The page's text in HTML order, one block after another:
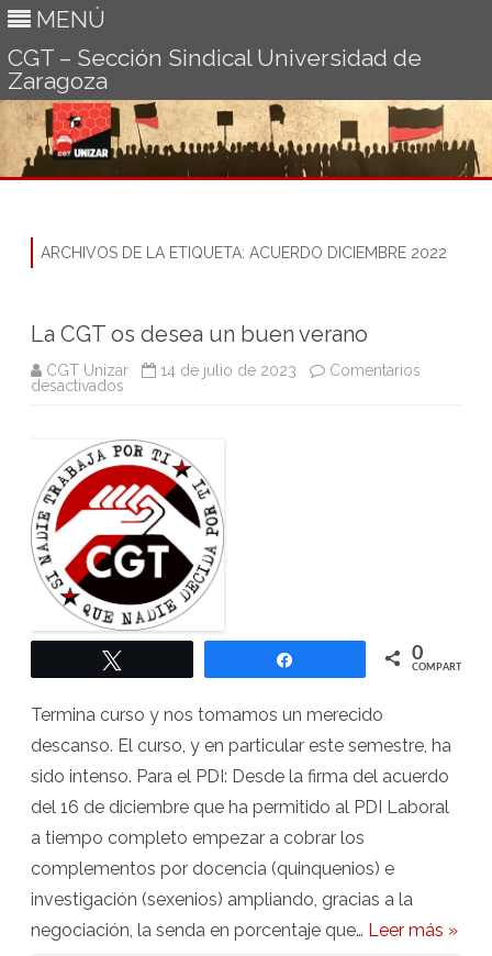
MENÚ
CGT – Sección Sindical Universidad de
Zaragoza
ARCHIVOS DE LA ETIQUETA: ACUERDO DICIEMBRE 2022
La CGT os desea un buen verano
CGT Unizar 14 de julio de 2023
Comentarios
desactivados
desea
un
buen
verano
0
COMPARTIR
Termina curso y nos tomamos un merecido
descanso. El curso, y en particular este semestre, ha
sido intenso. Para el PDI: Desde la firma del acuerdo
del 16 de diciembre que ha permitido al PDI Laboral
a tiempo completo empezar a cobrar los
complementos por docencia (quinquenios) e
investigación (sexenios) ampliando, gracias a la
negociación, la senda en porcentaje que… Leer más »